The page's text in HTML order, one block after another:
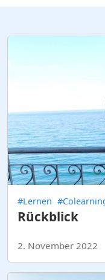
#Lernen
Rückblick
2. November 2022